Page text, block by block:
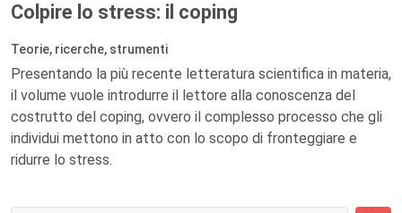
Colpire lo stress: il coping
Teorie, ricerche, strumenti
Presentando la più recente letteratura scientifica in materia,
il volume vuole introdurre il lettore alla conoscenza del
costrutto del coping, ovvero il complesso processo che gli
individui mettono in atto con lo scopo di fronteggiare e
ridurre lo stress.